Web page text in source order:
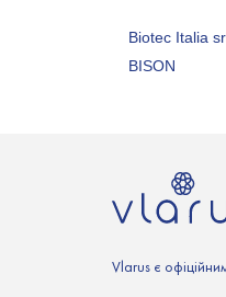
Biotec Italia
BISON
Vlarus є